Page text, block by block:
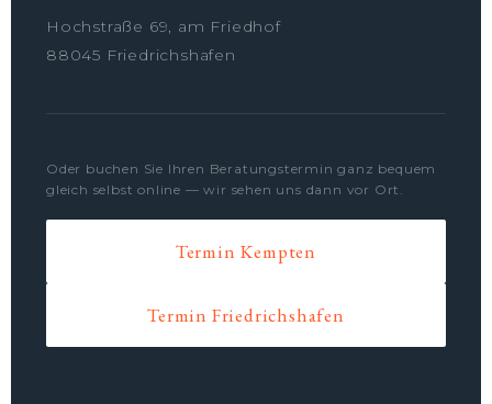
Hochstraße 69, am Friedhof
88045 Friedrichshafen
Oder buchen Sie Ihren Beratungstermin ganz bequem
gleich selbst online — wir sehen uns dann vor Ort.
Termin Kempten
Termin Friedrichshafen